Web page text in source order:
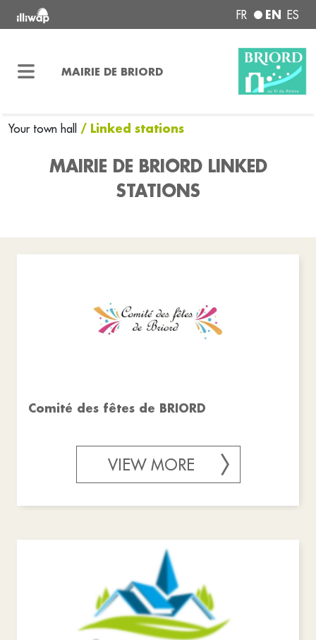
FR EN ES
MAIRIE DE BRIORD
Your town hall / Linked stations
MAIRIE DE BRIORD LINKED
STATIONS
Comité des fêtes de BRIORD
VIEW MORE